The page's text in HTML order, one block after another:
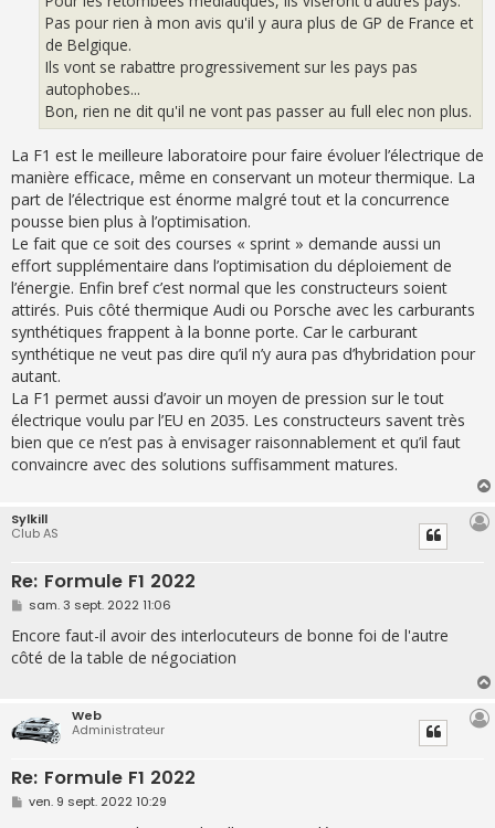
Pas pour rien à mon avis qu'il y aura plus de GP de France et
de Belgique.
Ils vont se rabattre progressivement sur les pays pas
autophobes...
Bon, rien ne dit qu'il ne vont pas passer au full elec non plus.
La F1 est le meilleure laboratoire pour faire évoluer l’électrique de
manière efficace, même en conservant un moteur thermique. La
part de l’électrique est énorme malgré tout et la concurrence
pousse bien plus à l’optimisation.
Le fait que ce soit des courses « sprint » demande aussi un
effort supplémentaire dans l’optimisation du déploiement de
l’énergie. Enfin bref c’est normal que les constructeurs soient
attirés. Puis côté thermique Audi ou Porsche avec les carburants
synthétiques frappent à la bonne porte. Car le carburant
synthétique ne veut pas dire qu’il n’y aura pas d’hybridation pour
autant.
La F1 permet aussi d’avoir un moyen de pression sur le tout
électrique voulu par l’EU en 2035. Les constructeurs savent très
bien que ce n’est pas à envisager raisonnablement et qu’il faut
convaincre avec des solutions suffisamment matures.
Sylkill
Club AS
Re: Formule F1 2022
M
s
s
a
sam. 3 sept. 2022 11:06
Encore faut-il avoir des interlocuteurs de bonne foi de l'autre
côté de la table de négociation
Web
Administrateur
Re: Formule F1 2022
M
ven. 9 sept. 2022 10:29